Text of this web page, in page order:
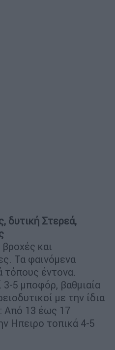
δυτική Στερεά,
και
Τα φαινόμενα
τόπους έντονα.
3-5 μποφόρ, βαθμιαία
με την ίδια
Από 13 έως 17
Ηπειρο τοπικά 4-5